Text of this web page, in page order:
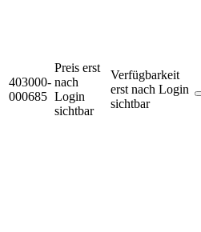
403000-
000685
Preis erst
nach
Login
sichtbar
Verfügbarkeit
erst nach Login
sichtbar